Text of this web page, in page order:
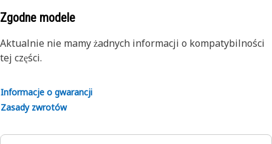
Zgodne modele
Aktualnie nie mamy żadnych informacji o kompatybilności
tej części.
Informacje o gwarancji
Zasady zwrotów